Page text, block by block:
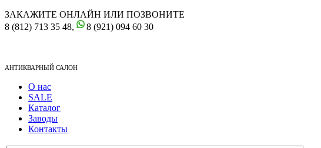
ЗАКАЖИТЕ ОНЛАЙН ИЛИ ПОЗВОНИТЕ
8 (812) 713 35 48,
8 (921) 094 60 30
АНТИКВАРНЫЙ САЛОН
О нас
SALE
Каталог
Заводы
Контакты